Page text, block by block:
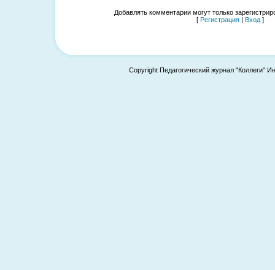
Добавлять комментарии могут только
[ Регистрация | Вход ]
Copyright Педагогический журнал "Коллеги"